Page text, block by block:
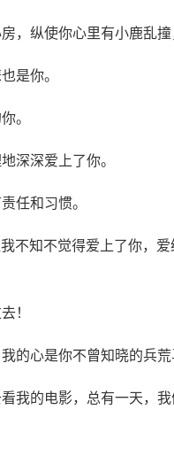
，纵使你心里有小鹿乱撞
是你。
。
深深爱上了你。
任和习惯。
不知不觉得爱上了你，
！
的心是你不曾知晓的兵荒
我的电影，总有一天，